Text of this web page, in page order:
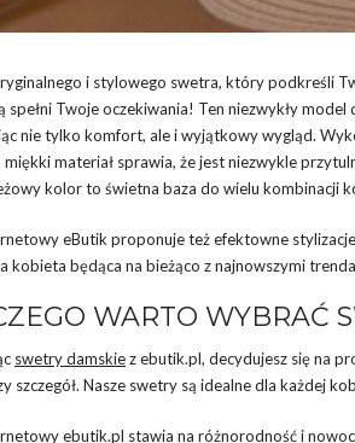
i stylowego swetra, który podkreśli
spełni Twoje oczekiwania! Ten niezwykły
nie tylko komfort, ale i wyjątkowy wygląd.
miękki materiał sprawia, że jest niezwykle
kolor to świetna baza do wielu kombinacji
eButik proponuje też efektowne
kobieta będąca na bieżąco z najnowszymi
WARTO WYBRAĆ
swetry damskiez ebutik.pl, decydujesz się na
szczegół. Nasze swetry są idealne dla każdej
ebutik.pl stawia na różnorodność i